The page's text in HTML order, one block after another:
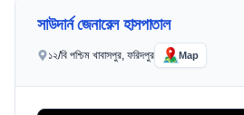
সাউদার্ন জেনারেল হাসপাতাল
১২/বি পশ্চিম খাবাসপুর, ফরিদপুর Map